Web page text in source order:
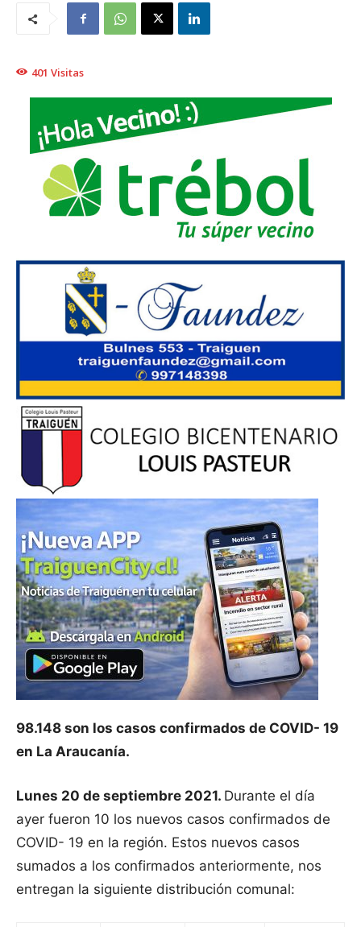
401 Visitas
98.148 son los casos confirmados de COVID- 19
en La Araucanía.
Lunes 20 de septiembre 2021. Durante el día
ayer fueron 10 los nuevos casos confirmados de
COVID- 19 en la región. Estos nuevos casos
sumados a los confirmados anteriormente, nos
entregan la siguiente distribución comunal: